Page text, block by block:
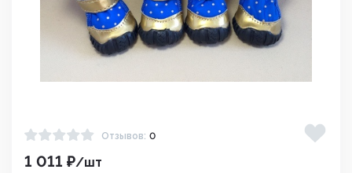
Отзывов: 0
1 011 ₽/шт